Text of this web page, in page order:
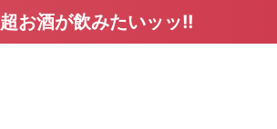
超お酒が飲みたいッッ!!